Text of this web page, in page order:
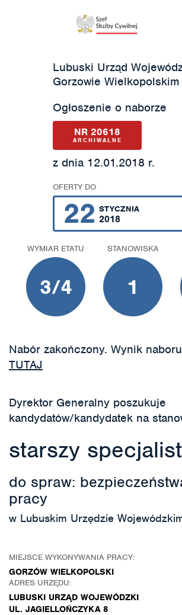
Lubuski Urząd
Gorzowie Wielkopolskim
Ogłoszenie o naborze
NR 20618
ARCHIWALNE
z dnia 12.01.2018 r.
OFERTY DO
22 STYCZNIA
2018
WYMIAR ETATU
3/4
STANOWISKA
1
Nabór zakończony. Wynik
TUTAJ
Dyrektor Generalny poszukuje
kandydatów/kandydatek na
starszy
do spraw:
pracy
w Lubuskim Urzędzie
MIEJSCE WYKONYWANIA PRACY:
GORZÓW WIELKOPOLSKI
ADRES URZĘDU:
LUBUSKI URZĄD WOJEWÓDZKI
UL. JAGIELLOŃCZYKA 8